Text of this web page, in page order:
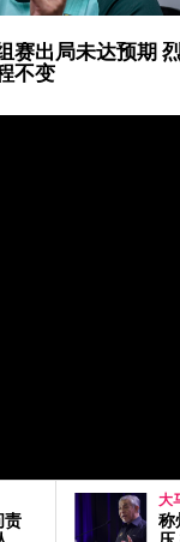
责
大
称
赛出局未达预期
不变